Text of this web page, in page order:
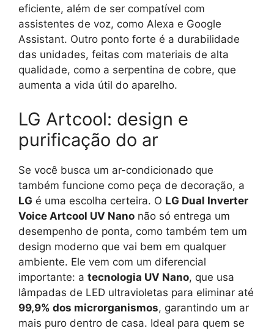
eficiente, além de ser compatível com
assistentes de voz, como Alexa e Google
Assistant. Outro ponto forte é a durabilidade
das unidades, feitas com materiais de alta
qualidade, como a serpentina de cobre, que
aumenta a vida útil do aparelho.
LG Artcool: design e
purificação do ar
Se você busca um ar-condicionado que
também funcione como peça de decoração, a
LG é uma escolha certeira. O LG Dual Inverter
Voice Artcool UV Nano não só entrega um
desempenho de ponta, como também tem um
design moderno que vai bem em qualquer
ambiente. Ele vem com um diferencial
importante: a tecnologia UV Nano, que usa
lâmpadas de LED ultravioletas para eliminar até
99,9% dos microrganismos, garantindo um ar
mais puro dentro de casa. Ideal para quem se